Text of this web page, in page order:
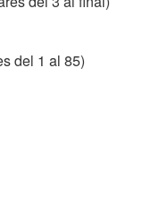
del 1 al 85)